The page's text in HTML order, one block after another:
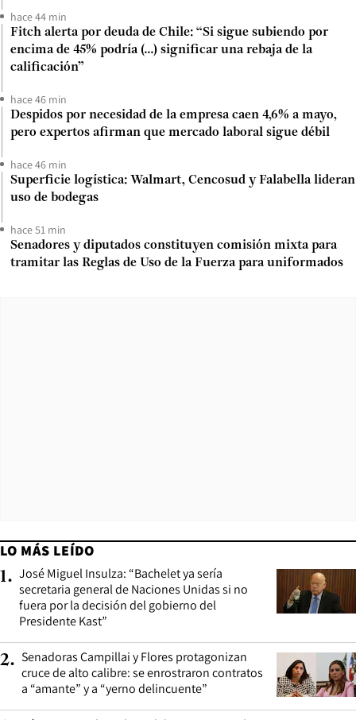
hace 44 min
Fitch alerta por deuda de Chile: “Si sigue subiendo por
encima de 45% podría (...) significar una rebaja de la
calificación”
hace 46 min
Despidos por necesidad de la empresa caen 4,6% a mayo,
pero expertos afirman que mercado laboral sigue débil
hace 46 min
Superficie logística: Walmart, Cencosud y Falabella lideran
uso de bodegas
hace 51 min
Senadores y diputados constituyen comisión mixta para
tramitar las Reglas de Uso de la Fuerza para uniformados
LO MÁS LEÍDO
1. José Miguel Insulza: “Bachelet ya sería
secretaria general de Naciones Unidas si no
fuera por la decisión del gobierno del
Presidente Kast”
2. Senadoras Campillai y Flores protagonizan
cruce de alto calibre: se enrostraron contratos
a “amante” y a “yerno delincuente”